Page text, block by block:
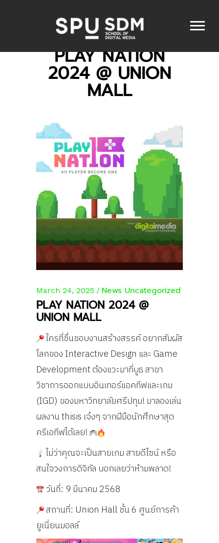
PLAY NATION
2024 @ UNION
MALL
March 24, 2025 News Uncategorized
PLAY NATION 2024 @
UNION MALL
ใครที่ชื่นชอบงานสร้างสรรค์ อยากสัมผัส
โลกของ Interactive Design และ Game
Development ต้องแวะมาที่บูธ สาขา
วิชาการออกแบบอินเทอร์แอคทีฟและเกม
(IGD) ของมหาวิทยาลัยศรีปทุม! มาลองเล่น
ผลงาน thisis เจ๋งๆ จากฝีมือนักศึกษาสุด
ครีเอทีฟได้เลย!
ไม่ว่าคุณจะเป็นสายเกม สายดีไซน์ หรือ
สนใจวงการดิจิทัล บอกเลยว่าห้ามพลาด!
วันที่: 9 มีนาคม 2568
สถานที่: Union Hall ชั้น 6 ศูนย์การค้า
ยูเนี่ยนมอลล์